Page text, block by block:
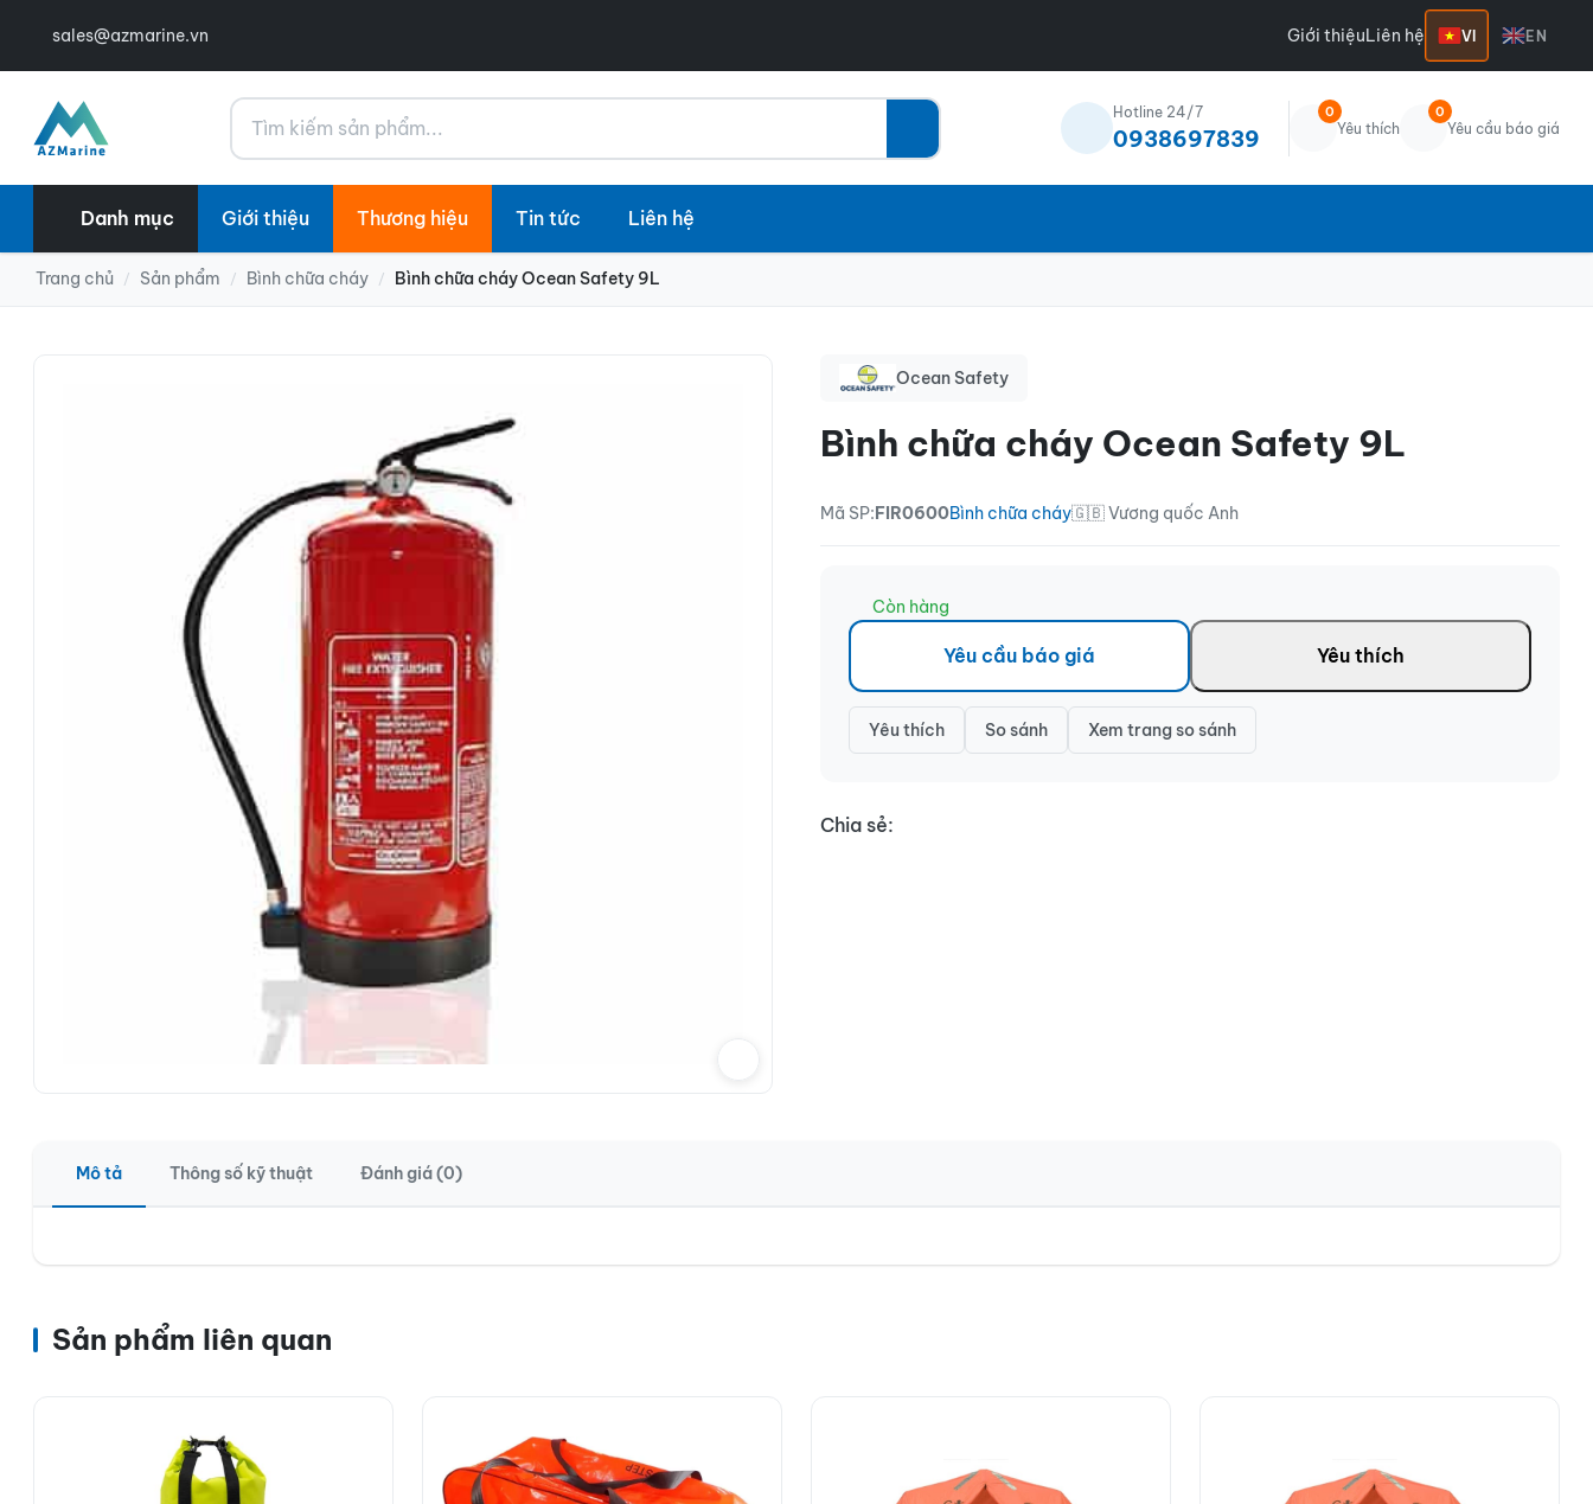
sales@azmarine.vn Giới thiệuLiên hệ VI EN
Tìm kiếm Hotline 24/7
0938697839
0
Yêu thích
0
Yêu cầu báo giá
Danh mục Giới thiệu Thương hiệu Tin tức Liên hệ
Trang chủ / Sản phẩm / Bình chữa cháy / Bình chữa cháy Ocean Safety 9L
Ocean Safety
Bình chữa cháy Ocean Safety 9L
Mã SP:FIR0600Bình chữa cháy🇬🇧 Vương quốc Anh
Còn hàng
Yêu cầu báo giá Yêu thích
Yêu thích So sánh Xem trang so sánh
Chia sẻ:
Mô tả Thông số kỹ thuật Đánh giá (0)
Sản phẩm liên quan